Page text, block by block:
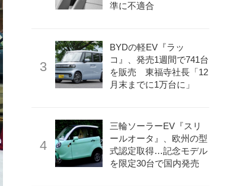
準に不適合
BYDの軽EV『ラッ
コ』、発売1週間で741台
を販売 東福寺社長「12
月末までに1万台に」
三輪ソーラーEV『スリ
ールオータ』、欧州の型
式認定取得…記念モデル
を限定30台で国内発売